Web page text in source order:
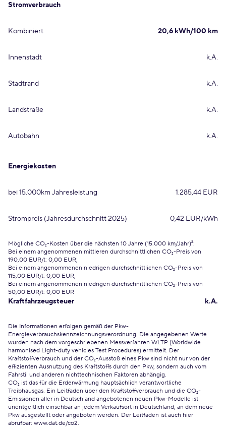
Stromverbrauch
Kombiniert 20,6 kWh/100 km
Innenstadt k.A.
Stadtrand k.A.
Landstraße k.A.
Autobahn k.A.
Energiekosten
bei 15.000km Jahresleistung 1.285,44 EUR
Strompreis (Jahresdurchschnitt 2025) 0,42 EUR/kWh
Mögliche CO₂-Kosten über die nächsten 10 Jahre (15.000 km/Jahr)²:
Bei einem angenommenen mittleren durchschnittlichen CO₂-Preis von
190,00 EUR/t: 0,00 EUR;
Bei einem angenommenen niedrigen durchschnittlichen CO₂-Preis von
115,00 EUR/t: 0,00 EUR;
Bei einem angenommenen niedrigen durchschnittlichen CO₂-Preis von
50,00 EUR/t: 0,00 EUR
Kraftfahrzeugsteuer k.A.
Die Informationen erfolgen gemäß der Pkw-
Energieverbrauchskennzeichnungsverordnung. Die angegebenen Werte
wurden nach dem vorgeschriebenen Messverfahren WLTP (Worldwide
harmonised Light-duty vehicles Test Procedures) ermittelt. Der
Kraftstoffverbrauch und der CO₂-Ausstoß eines Pkw sind nicht nur von der
effizienten Ausnutzung des Kraftstoffs durch den Pkw, sondern auch vom
Fahrstil und anderen nichttechnischen Faktoren abhängig.
CO₂ ist das für die Erderwärmung hauptsächlich verantwortliche
Treibhausgas. Ein Leitfaden über den Kraftstoffverbrauch und die CO₂-
Emissionen aller in Deutschland angebotenen neuen Pkw-Modelle ist
unentgeltlich einsehbar an jedem Verkaufsort in Deutschland, an dem neue
Pkw ausgestellt oder angeboten werden. Der Leitfaden ist auch hier
abrufbar: www.dat.de/co2.